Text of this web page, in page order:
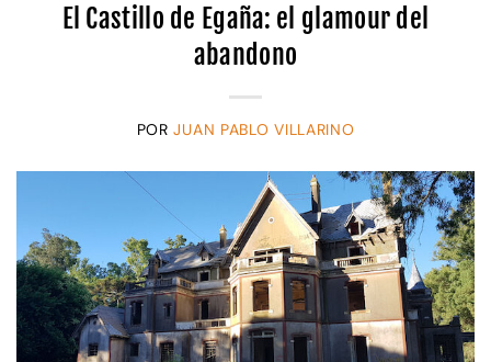
El Castillo de Egaña: el glamour del
abandono
PORJUAN PABLO VILLARINO